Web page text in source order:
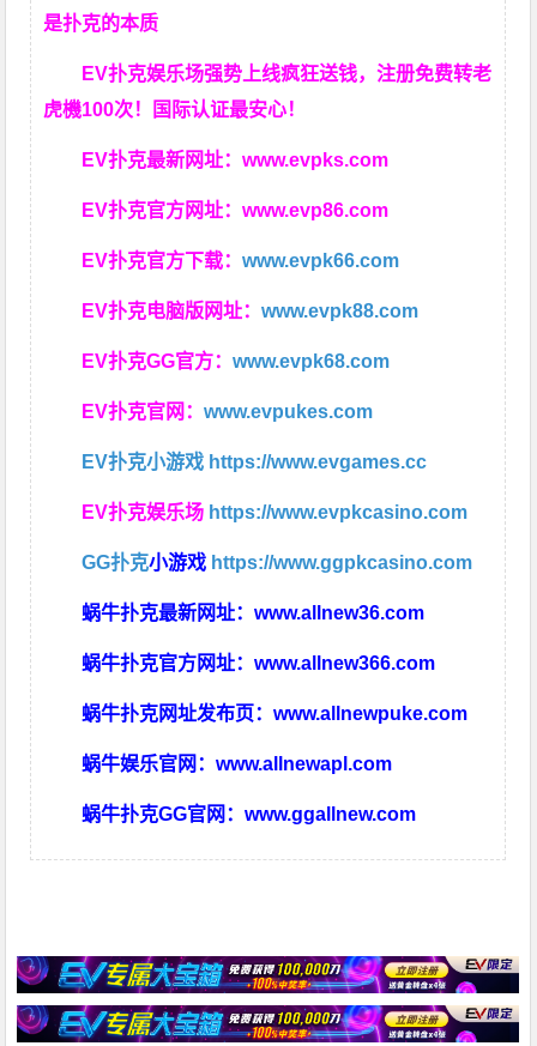
是扑克的本质
EV扑克娱乐场强势上线疯狂送钱，注册免费转老
虎機100次！国际认证最安心！
EV扑克最新网址：www.evpks.com
EV扑克官方网址：www.evp86.com
EV扑克官方下载：www.evpk66.com
EV扑克电脑版网址：www.evpk88.com
EV扑克GG官方：www.evpk68.com
EV扑克官网：www.evpukes.com
EV扑克小游戏 https://www.evgames.cc
EV扑克娱乐场 https://www.evpkcasino.com
GG扑克小游戏 https://www.ggpkcasino.com
蜗牛扑克最新网址：www.allnew36.com
蜗牛扑克官方网址：www.allnew366.com
蜗牛扑克网址发布页：www.allnewpuke.com
蜗牛娱乐官网：www.allnewapl.com
蜗牛扑克GG官网：www.ggallnew.com